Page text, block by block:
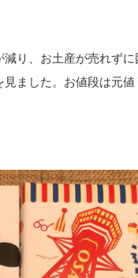
り、お土産が売れず
ました。お値段は元